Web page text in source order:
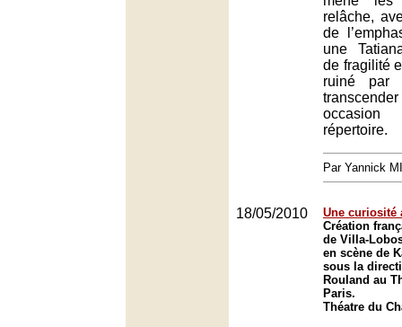
relâche,
de
une
de fragilité
ruiné par
occasion
répertoire.
Par Yannick
18/05/2010
Une curiosité
Création
de Villa-
en scène de
sous la
Rouland au
Paris.
Théatre du